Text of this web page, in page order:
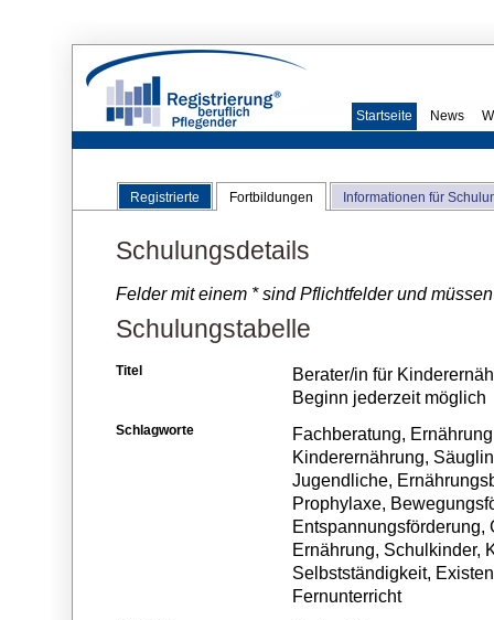
Startseite News
Registrierte Fortbildungen Informationen für
Schulungsdetails
Felder mit einem * sind Pflichtfelder und
Schulungstabelle
Titel
Berater/in für
Beginn jederzeit möglich
Schlagworte
Fachberatung,
Kinderernährung,
Jugendliche,
Prophylaxe,
Entspannungsförderung,
Ernährung, Schulkinder,
Selbstständigkeit,
Fernunterricht